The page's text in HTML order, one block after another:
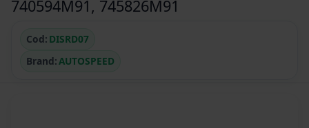
740594M91, 745826M91
Cod: DISRD07
Brand:AUTOSPEED